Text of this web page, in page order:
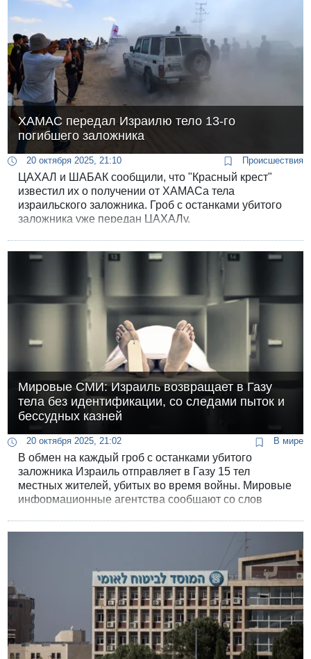
ХАМАС передал Израилю тело 13-го
погибшего заложника
20 октября 2025, 21:10 Происшествия
ЦАХАЛ и ШАБАК сообщили, что "Красный крест"
известил их о получении от ХАМАСа тела
израильского заложника. Гроб с останками убитого
заложника уже передан ЦАХАЛу.
Мировые СМИ: Израиль возвращает в Газу
тела без идентификации, со следами пыток и
бессудных казней
20 октября 2025, 21:02 В мире
В обмен на каждый гроб с останками убитого
заложника Израиль отправляет в Газу 15 тел
местных жителей, убитых во время войны. Мировые
информационные агентства сообщают со слов